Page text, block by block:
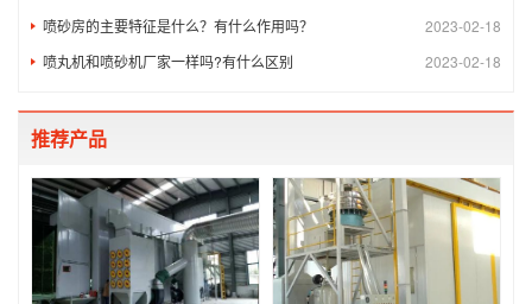
2023-02-18
喷砂房的主要特征是什么？有什么作用吗？
2023-02-18
喷丸机和喷砂机厂家一样吗?有什么区别
推荐产品